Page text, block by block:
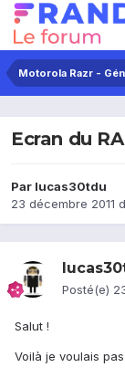
Motorola Razr -
Ecran du
Par lucas30tdu
23 décembre 2011
Posté(e)
Salut !
Voilà je voulais